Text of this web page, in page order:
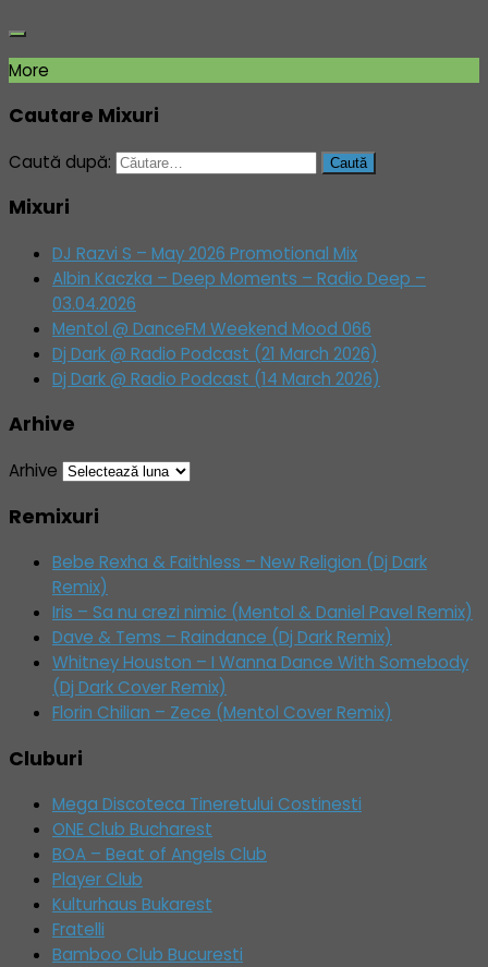
More
Cautare Mixuri
Caută după:
Mixuri
DJ Razvi S – May 2026 Promotional Mix
Albin Kaczka – Deep Moments – Radio Deep –
03.04.2026
Mentol @ DanceFM Weekend Mood 066
Dj Dark @ Radio Podcast (21 March 2026)
Dj Dark @ Radio Podcast (14 March 2026)
Arhive
Arhive
Remixuri
Bebe Rexha & Faithless – New Religion (Dj Dark
Remix)
Iris – Sa nu crezi nimic (Mentol & Daniel Pavel Remix)
Dave & Tems – Raindance (Dj Dark Remix)
Whitney Houston – I Wanna Dance With Somebody
(Dj Dark Cover Remix)
Florin Chilian – Zece (Mentol Cover Remix)
Cluburi
Mega Discoteca Tineretului Costinesti
ONE Club Bucharest
BOA – Beat of Angels Club
Player Club
Kulturhaus Bukarest
Fratelli
Bamboo Club Bucuresti